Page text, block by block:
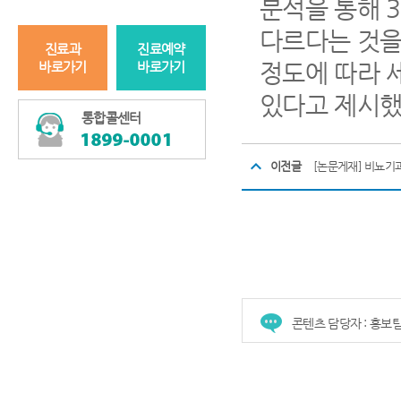
진료과
바로가기
진료예약
바로가기
통합콜센터
분석을 통해
다르다는 것
정도에 따라
있다고 제시
이전글 [논문게재] 비뇨기
콘텐츠 담당자 : 홍보